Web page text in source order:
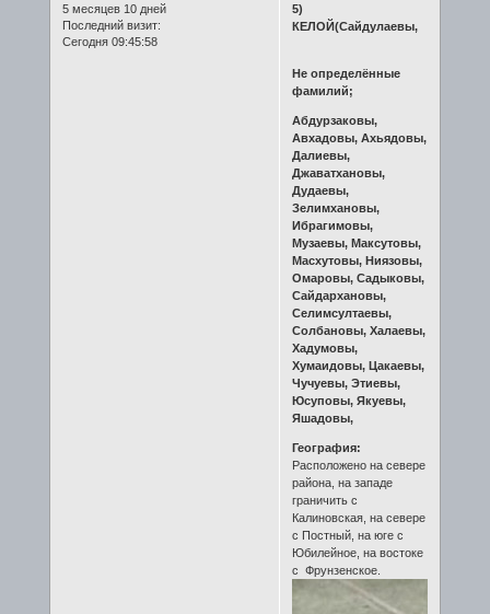
5 месяцев 10 дней
Последний визит:
Сегодня 09:45:58
5)
КЕЛОЙ(Сайдулаевы,
Не определённые
фамилий;
Абдурзаковы,
Авхадовы, Ахьядовы,
Далиевы,
Джаватхановы,
Дудаевы,
Зелимхановы,
Ибрагимовы,
Музаевы, Максутовы,
Масхутовы, Ниязовы,
Омаровы, Садыковы,
Сайдархановы,
Селимсултаевы,
Солбановы, Халаевы,
Хадумовы,
Хумаидовы, Цакаевы,
Чучуевы, Этиевы,
Юсуповы, Якуевы,
Яшадовы,
География:
Расположено на севере
района, на западе
граничить с
Калиновская, на севере
с Постный, на юге с
Юбилейное, на востоке
с Фрунзенское.